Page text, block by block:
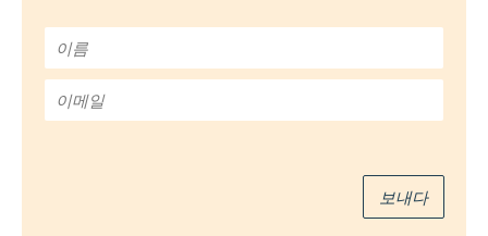
름
*
메
보내다